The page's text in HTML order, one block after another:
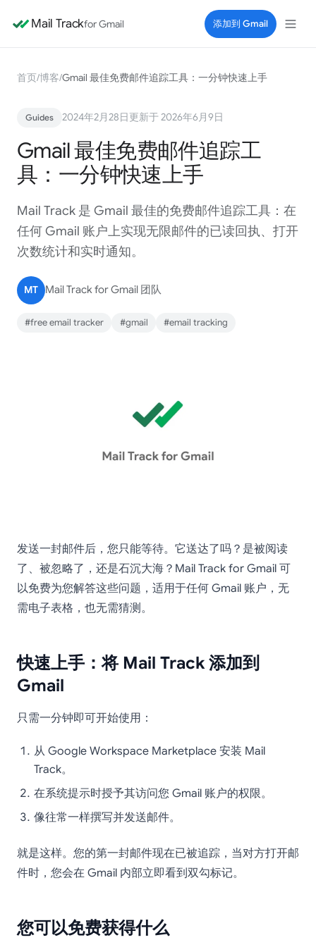
Mail Trackfor Gmail 添加到 Gmail
首页/博客/Gmail 最佳免费邮件追踪工具：一分钟快速上手
Guides 2024年2月28日更新于 2026年6月9日
Gmail 最佳免费邮件追踪工
具：一分钟快速上手
Mail Track 是 Gmail 最佳的免费邮件追踪工具：在
任何 Gmail 账户上实现无限邮件的已读回执、打开
次数统计和实时通知。
MT Mail Track for Gmail 团队
#free email tracker #gmail #email tracking
发送一封邮件后，您只能等待。它送达了吗？是被阅读
了、被忽略了，还是石沉大海？Mail Track for Gmail 可
以免费为您解答这些问题，适用于任何 Gmail 账户，无
需电子表格，也无需猜测。
快速上手：将 Mail Track 添加到
Gmail
只需一分钟即可开始使用：
从 Google Workspace Marketplace 安装 Mail
Track。
在系统提示时授予其访问您 Gmail 账户的权限。
像往常一样撰写并发送邮件。
就是这样。您的第一封邮件现在已被追踪，当对方打开邮
件时，您会在 Gmail 内部立即看到双勾标记。
您可以免费获得什么